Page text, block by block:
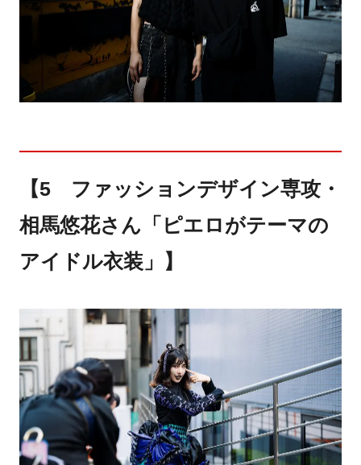
【5 ファッションデザイン専攻・
相馬悠花さん「ピエロがテーマの
アイドル衣装」】